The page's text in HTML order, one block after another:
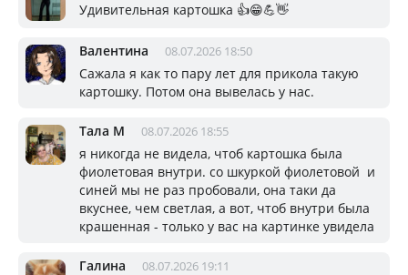
Удивительная картошка 👍😁💪👋
Валентина 08.07.2026 18:50
Сажала я как то пару лет для прикола такую
картошку. Потом она вывелась у нас.
Тала М 08.07.2026 18:55
я никогда не видела, чтоб картошка была
фиолетовая внутри. со шкуркой фиолетовой и
синей мы не раз пробовали, она таки да
вкуснее, чем светлая, а вот, чтоб внутри была
крашенная - только у вас на картинке увидела
Галина 08.07.2026 19:11